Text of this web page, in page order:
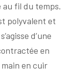
au fil du temps.
polyvalent et
d’une
en
en cuir